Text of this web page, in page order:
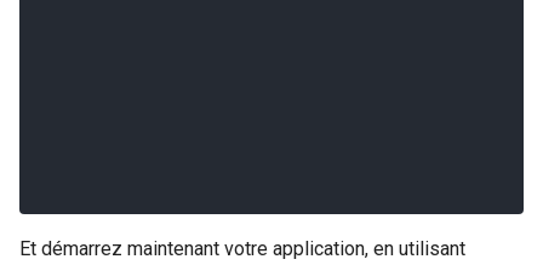
Et démarrez maintenant votre application, en utilisant